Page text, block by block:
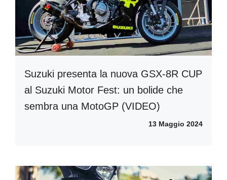
Suzuki presenta la nuova GSX-8R CUP
al Suzuki Motor Fest: un bolide che
sembra una MotoGP (VIDEO)
13 Maggio 2024